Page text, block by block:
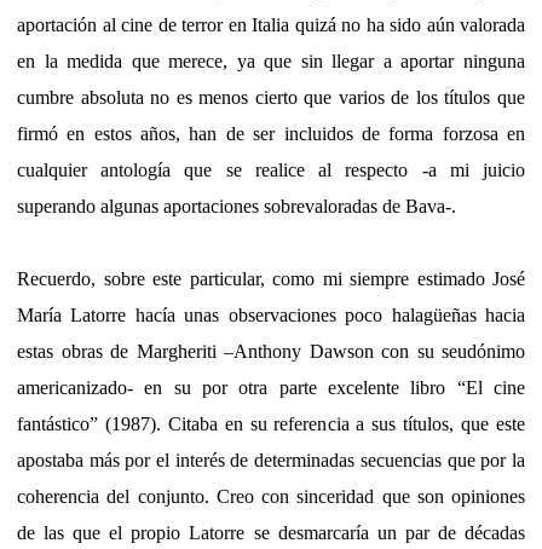
aportación al cine de terror en Italia quizá no ha sido aún valorada
en la medida que merece, ya que sin llegar a aportar ninguna
cumbre absoluta no es menos cierto que varios de los títulos que
firmó en estos años, han de ser incluidos de forma forzosa en
cualquier antología que se realice al respecto -a mi juicio
superando algunas aportaciones sobrevaloradas de Bava-.
Recuerdo, sobre este particular, como mi siempre estimado José
María Latorre hacía unas observaciones poco halagüeñas hacia
estas obras de Margheriti –Anthony Dawson con su seudónimo
americanizado- en su por otra parte excelente libro “El cine
fantástico” (1987). Citaba en su referencia a sus títulos, que este
apostaba más por el interés de determinadas secuencias que por la
coherencia del conjunto. Creo con sinceridad que son opiniones
de las que el propio Latorre se desmarcaría un par de décadas